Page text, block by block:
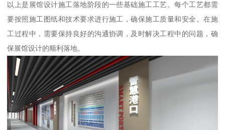
以上是展馆设计施工落地阶段的一些基础施工工艺。每个工艺都需
要按照施工图纸和技术要求进行施工，确保施工质量和安全。在施
工过程中，需要保持良好的沟通协调，及时解决工程中的问题，确
保展馆设计的顺利落地。